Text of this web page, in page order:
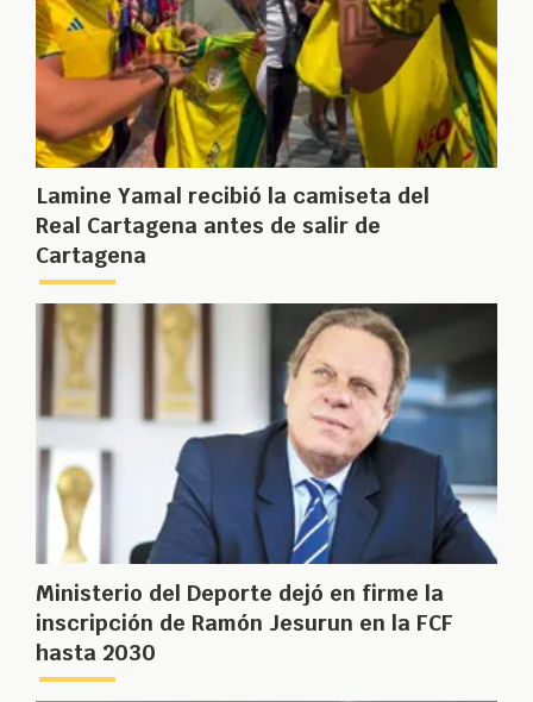
Lamine Yamal recibió la camiseta del
Real Cartagena antes de salir de
Cartagena
Ministerio del Deporte dejó en firme la
inscripción de Ramón Jesurun en la FCF
hasta 2030